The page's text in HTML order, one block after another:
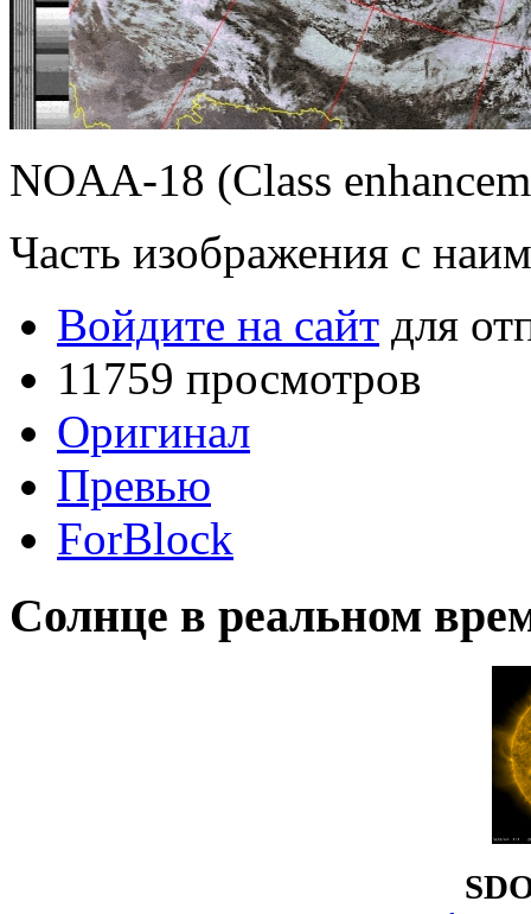
NOAA-18 (Class
Часть изображения с
Войдите на сайт для
11759 просмотров
Оригинал
Превью
ForBlock
Солнце в реальном